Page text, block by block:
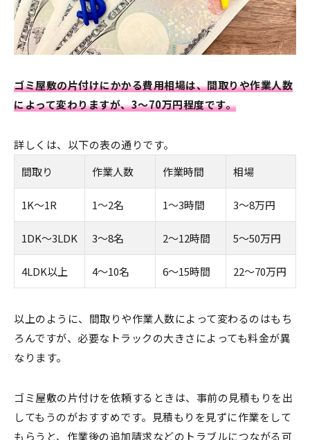
ゴミ屋敷の片付けにかかる費用相場は、間取りや作業人数
によって変わりますが、3〜70万円程度です。
詳しくは、以下の表の通りです。
間取り
作業人数 作業時間 相場
1K〜1R 1〜2名 1〜3時間 3〜8万円
1DK〜3LDK 3〜8名 2〜12時間 5〜50万円
4LDK以上 4〜10名 6〜15時間 22〜70万円
以上のように、間取りや作業人数によって変わるのはもち
ろんですが、必要なトラックの大きさによっても料金が異
なります。
ゴミ屋敷の片付けを依頼するときは、事前の見積もりを出
してもうのがおすすめです。見積もりを見ずに作業をして
もらうと、作業後の追加請求などのトラブルにつながる可